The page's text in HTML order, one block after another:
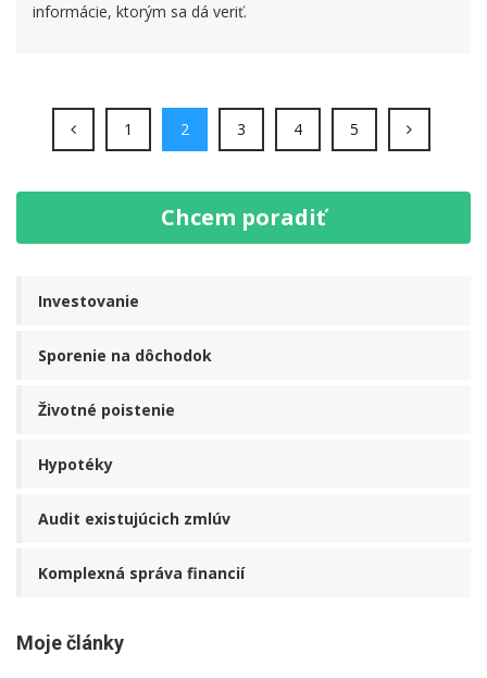
informácie, ktorým sa dá veriť.
1 (current)
2(current)
3(current)
4(current)
5(current)
Chcem poradiť
Investovanie
Sporenie na dôchodok
Životné poistenie
Hypotéky
Audit existujúcich zmlúv
Komplexná správa financií
Moje články